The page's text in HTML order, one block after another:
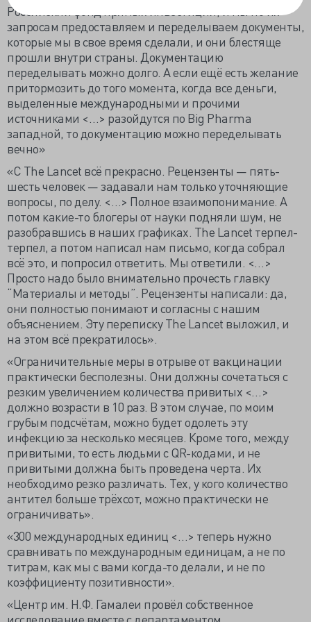
Российский фонд прямых инвестиций, и мы по их
запросам предоставляем и переделываем документы,
которые мы в свое время сделали, и они блестяще
прошли внутри страны. Документацию
переделывать можно долго. А если ещё есть желание
притормозить до того момента, когда все деньги,
выделенные международными и прочими
источниками <…> разойдутся по Big Pharma
западной, то документацию можно переделывать
вечно»
«С The Lancet всё прекрасно. Рецензенты — пять-
шесть человек — задавали нам только уточняющие
вопросы, по делу. <…> Полное взаимопонимание. А
потом какие-то блогеры от науки подняли шум, не
разобравшись в наших графиках. The Lancet терпел-
терпел, а потом написал нам письмо, когда собрал
всё это, и попросил ответить. Мы ответили. <…>
Просто надо было внимательно прочесть главку
“Материалы и методы”. Рецензенты написали: да,
они полностью понимают и согласны с нашим
объяснением. Эту переписку The Lancet выложил, и
на этом всё прекратилось».
«Ограничительные меры в отрыве от вакцинации
практически бесполезны. Они должны сочетаться с
резким увеличением количества привитых <…>
должно возрасти в 10 раз. В этом случае, по моим
грубым подсчётам, можно будет одолеть эту
инфекцию за несколько месяцев. Кроме того, между
привитыми, то есть людьми с QR-кодами, и не
привитыми должна быть проведена черта. Их
необходимо резко различать. Тех, у кого количество
антител больше трёхсот, можно практически не
ограничивать».
«300 международных единиц <…> теперь нужно
сравнивать по международным единицам, а не по
титрам, как мы с вами когда-то делали, и не по
коэффициенту позитивности».
«Центр им. Н.Ф. Гамалеи провёл собственное